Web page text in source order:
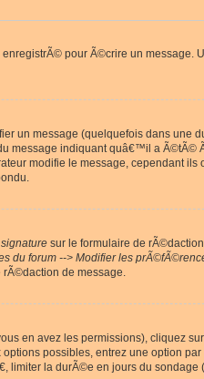
pour Ã©crire un message.
un message (quelquefois dans une
message indiquant quâ€™il a
modifie le message, cependant
sur le formulaire de
du forum --> Modifier les
rÃ©daction de message.
en avez les permissions), cliquez
possibles, entrez une option
la durÃ©e en jours du